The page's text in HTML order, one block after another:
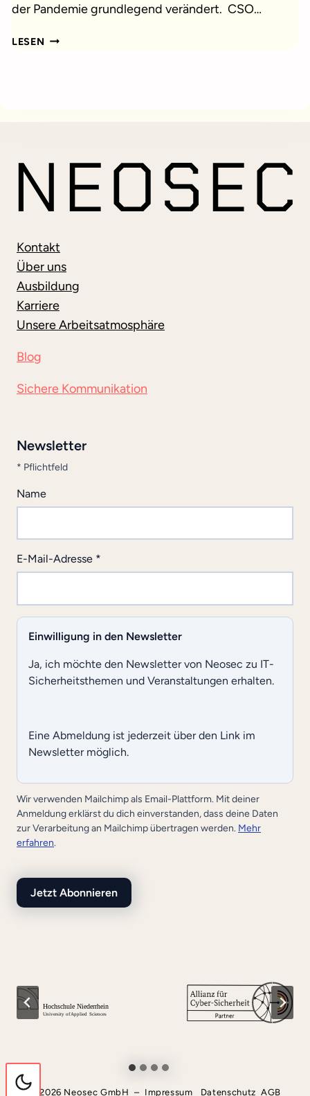
der Pandemie grundlegend verändert. CSO…
LESEN DIE
ND W
ARUM D
EUTSCHE K
LINIKEN U
RAXEN B
ESONDERS G
IND
Kontakt
Über uns
Ausbildung
Karriere
Unsere Arbeitsatmosphäre
Blog
Sichere Kommunikation
Newsletter
* Pflichtfeld
Name
E-Mail-Adresse *
Einwilligung in den Newsletter
Ja, ich möchte den Newsletter von Neosec zu IT-
Sicherheitsthemen und Veranstaltungen erhalten.
Eine Abmeldung ist jederzeit über den Link im
Newsletter möglich.
Wir verwenden Mailchimp als Email-Plattform. Mit deiner
Anmeldung erklärst du dich einverstanden, dass deine Daten
zur Verarbeitung an Mailchimp übertragen werden. Mehr
erfahren.
© 2026 Neosec GmbH – Impressum Datenschutz AGB